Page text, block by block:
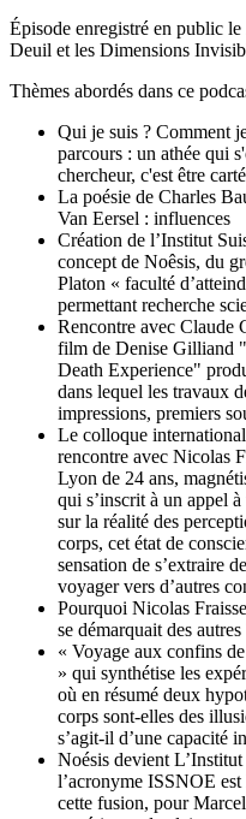
Épisode enregistré en public
Deuil et les Dimensions
Thèmes abordés dans ce
Qui je suis ? Comment
parcours : un athée qui
chercheur, c'est être
La poésie de Charles
Van Eersel : influences
Création de l’Institut
concept de Noêsis, du
Platon « faculté
permettant recherche
Rencontre avec Claude
film de Denise Gilliand
Death Experience"
dans lequel les travaux
impressions, premiers
Le colloque
rencontre avec Nicolas
Lyon de 24 ans,
qui s’inscrit à un appel
sur la réalité des
corps, cet état de
sensation de s’extraire
voyager vers d’autres
Pourquoi Nicolas
se démarquait des autres
« Voyage aux confins
» qui synthétise les
où en résumé deux
corps sont-elles des
s’agit-il d’une capacité
Noésis devient L’Institut
l’acronyme ISSNOE
cette fusion, pour